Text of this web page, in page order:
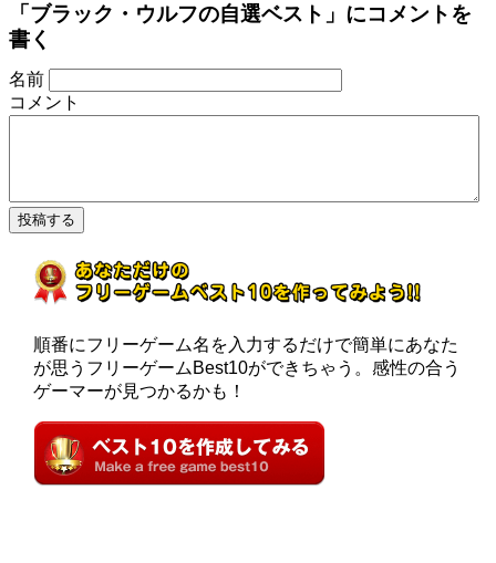
「ブラック・ウルフの自選ベスト」にコメントを
書く
名前
コメント
順番にフリーゲーム名を入力するだけで簡単にあなた
が思うフリーゲームBest10ができちゃう。感性の合う
ゲーマーが見つかるかも！